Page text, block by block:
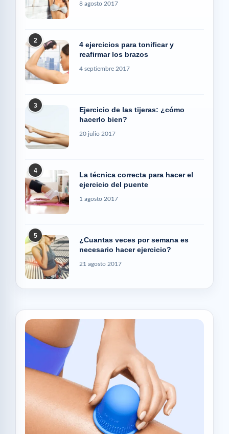
8 agosto 2017
2
4 ejercicios para tonificar y
reafirmar los brazos
4 septiembre 2017
3
Ejercicio de las tijeras: ¿cómo
hacerlo bien?
20 julio 2017
4
La técnica correcta para hacer el
ejercicio del puente
1 agosto 2017
5
¿Cuantas veces por semana es
necesario hacer ejercicio?
21 agosto 2017